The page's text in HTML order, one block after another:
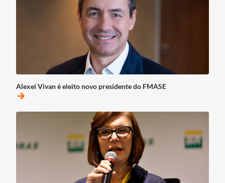
Alexei Vivan é eleito novo presidente do FMASE
arrow_forward